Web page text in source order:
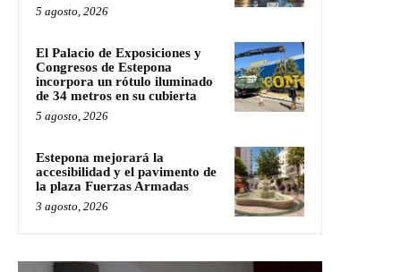
5 agosto, 2026
El Palacio de Exposiciones y
Congresos de Estepona
incorpora un rótulo iluminado
de 34 metros en su cubierta
5 agosto, 2026
Estepona mejorará la
accesibilidad y el pavimento de
la plaza Fuerzas Armadas
3 agosto, 2026